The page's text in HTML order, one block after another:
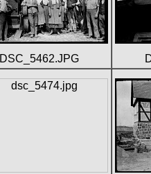
DSC_5462.JPG